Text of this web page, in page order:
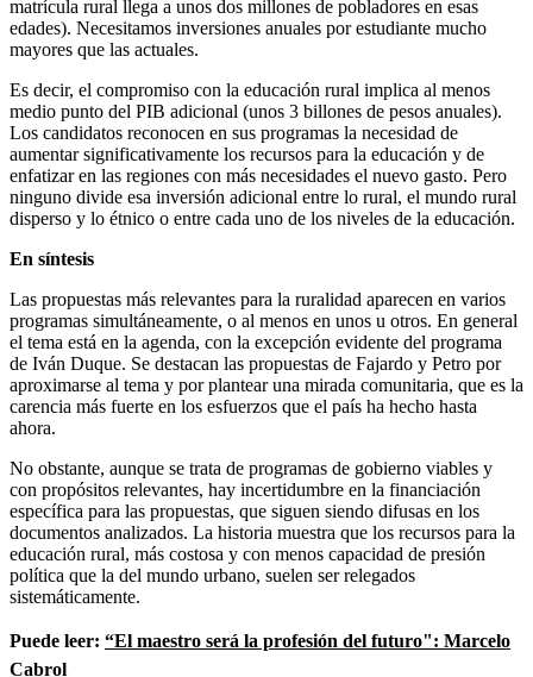
matrícula rural llega a unos dos millones de pobladores en esas
edades). Necesitamos inversiones anuales por estudiante mucho
mayores que las actuales.
Es decir, el compromiso con la educación rural implica al menos
medio punto del PIB adicional (unos 3 billones de pesos anuales).
Los candidatos reconocen en sus programas la necesidad de
aumentar significativamente los recursos para la educación y de
enfatizar en las regiones con más necesidades el nuevo gasto. Pero
ninguno divide esa inversión adicional entre lo rural, el mundo rural
disperso y lo étnico o entre cada uno de los niveles de la educación.
En síntesis
Las propuestas más relevantes para la ruralidad aparecen en varios
programas simultáneamente, o al menos en unos u otros. En general
el tema está en la agenda, con la excepción evidente del programa
de Iván Duque. Se destacan las propuestas de Fajardo y Petro por
aproximarse al tema y por plantear una mirada comunitaria, que es la
carencia más fuerte en los esfuerzos que el país ha hecho hasta
ahora.
No obstante, aunque se trata de programas de gobierno viables y
con propósitos relevantes, hay incertidumbre en la financiación
específica para las propuestas, que siguen siendo difusas en los
documentos analizados. La historia muestra que los recursos para la
educación rural, más costosa y con menos capacidad de presión
política que la del mundo urbano, suelen ser relegados
sistemáticamente.
Puede leer: “El maestro será la profesión del futuro": Marcelo
Cabrol